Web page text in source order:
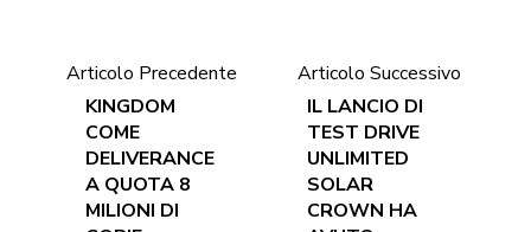
Articolo Precedente
KINGDOM
COME
DELIVERANCE
A QUOTA 8
MILIONI DI
Articolo Successivo
IL LANCIO DI
TEST DRIVE
UNLIMITED
SOLAR
CROWN HA